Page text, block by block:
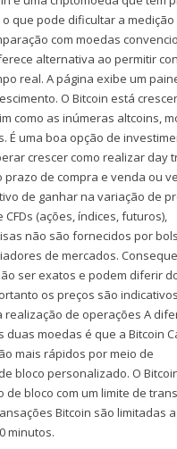
que pode dificultar a
com moedas
alternativa ao permitir
real. A página exibe um
O Bitcoin está
como as inúmeras altcoins,
É uma boa opção de
crescer como realizar day
prazo de compra e venda ou
de ganhar na variação de
(ações, índices, futuros),
não são fornecidos por
de mercados.
ser exatos e podem diferir
os preços são
de operações A
duas moedas é que a Bitcoin
mais rápidos por meio de
bloco personalizado. O
de bloco com um limite de
Bitcoin são limitadas a
minutos.